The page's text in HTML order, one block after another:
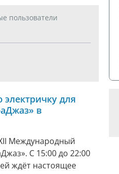
пользователи
для
в
Международный
С 15:00 до 22:00
ждёт настоящее